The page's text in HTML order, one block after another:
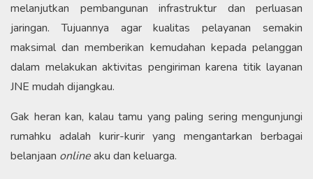
melanjutkan pembangunan infrastruktur dan perluasan
jaringan. Tujuannya agar kualitas pelayanan semakin
maksimal dan memberikan kemudahan kepada pelanggan
dalam melakukan aktivitas pengiriman karena titik layanan
JNE mudah dijangkau.
Gak heran kan, kalau tamu yang paling sering mengunjungi
rumahku adalah kurir-kurir yang mengantarkan berbagai
belanjaan onlineaku dan keluarga.